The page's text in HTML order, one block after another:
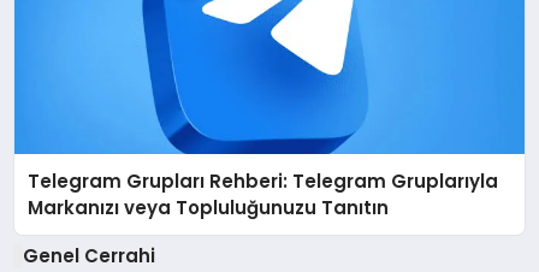
Telegram Grupları Rehberi: Telegram Gruplarıyla
Markanızı veya Topluluğunuzu Tanıtın
Genel Cerrahi